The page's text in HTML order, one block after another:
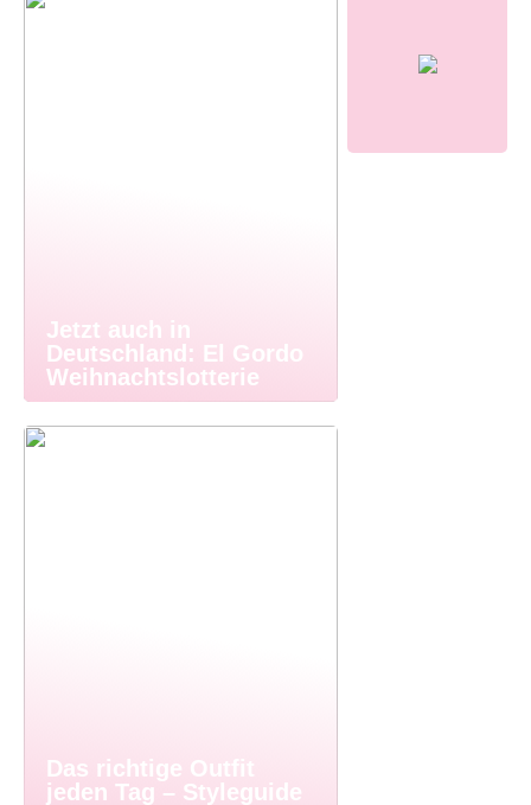
Jetzt auch in
Deutschland: El Gordo
Weihnachtslotterie
Das richtige Outfit
jeden Tag – Styleguide